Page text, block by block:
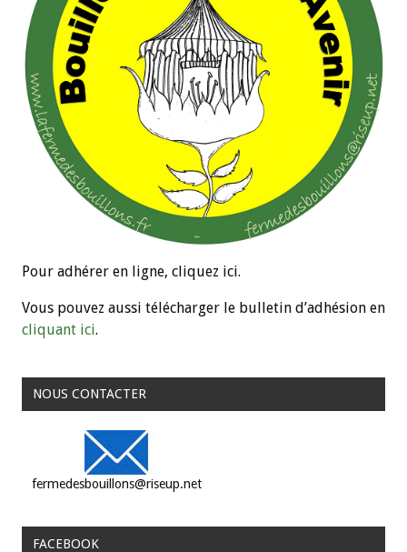
Pour adhérer en ligne, cliquez ici.
Vous pouvez aussi télécharger le bulletin d’adhésion en
cliquant ici.
NOUS CONTACTER
fermedesbouillons@riseup.net
FACEBOOK